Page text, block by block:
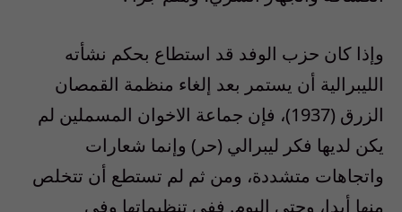
وإذا كان حزب الوفد قد استطاع بحكم نشأته
الليبرالية أن يستمر بعد إلغاء منظمة القمصان
الزرق (1937)، فإن جماعة الاخوان المسملين لم
يكن لديها فكر ليبرالي (حر) وإنما شعارات
واتجاهات متشددة، ومن ثم لم تستطع أن تتخلص
منها أبدا، وحتى اليوم. ففي تنظيماتها وفي